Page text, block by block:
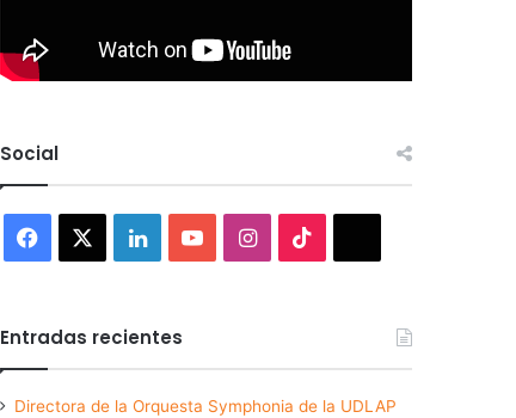
Social
Facebook LinkedInYouTubeInstagram
Entradas recientes
Directora de la Orquesta Symphonia de la UDLAP